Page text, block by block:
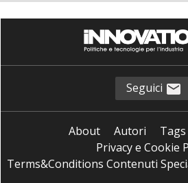
Seguici
About Autori Tags
Privacy e Cookie
Terms&Conditions Contenuti